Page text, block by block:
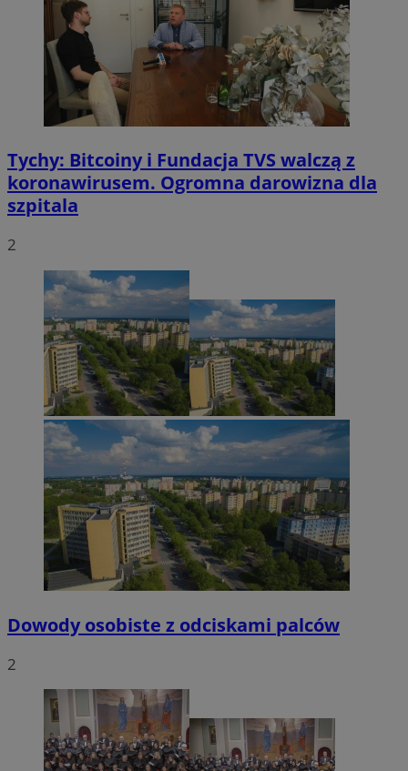
Tychy: Bitcoiny i Fundacja TVS walczą z
koronawirusem. Ogromna darowizna dla
szpitala
2
Dowody osobiste z odciskami palców
2